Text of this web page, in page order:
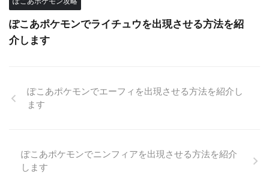
ぽこあポケモンでライチュウを出現させる方法を紹
介します
ぽこあポケモンでエーフィを出現させる方法を紹介し
ます
ぽこあポケモンでニンフィアを出現させる方法を紹介
します